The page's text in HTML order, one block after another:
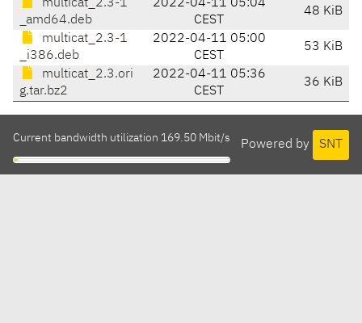
multicat_2.3-1
_amd64.deb
2022-04-11 05:04
CEST
48 KiB
multicat_2.3-1
_i386.deb
2022-04-11 05:00
CEST
53 KiB
multicat_2.3.ori
g.tar.bz2
2022-04-11 05:36
CEST
36 KiB
Powered by SNT
Current bandwidth utilization 169.50 Mbit/s